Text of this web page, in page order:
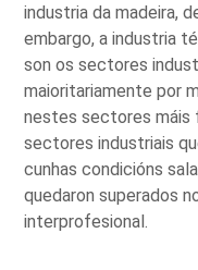
industria da madeira,
embargo, a industria
son os sectores
maioritariamente por
nestes sectores máis
sectores industriais
cunhas condicións
quedaron superados
interprofesional.